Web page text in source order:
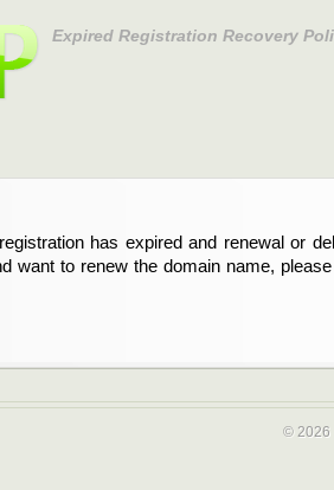
Expired Registration Recovery
has expired and renewal or
want to renew the domain name,
ist abgelaufen und die
Wenn Sie der Registrant sind und
kontaktieren Sie bitte Ihren Service-
© 2026